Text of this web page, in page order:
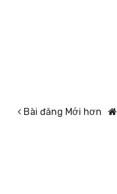
Bài đăng Mới hơn